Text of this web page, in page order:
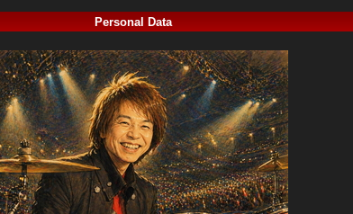
Personal Data